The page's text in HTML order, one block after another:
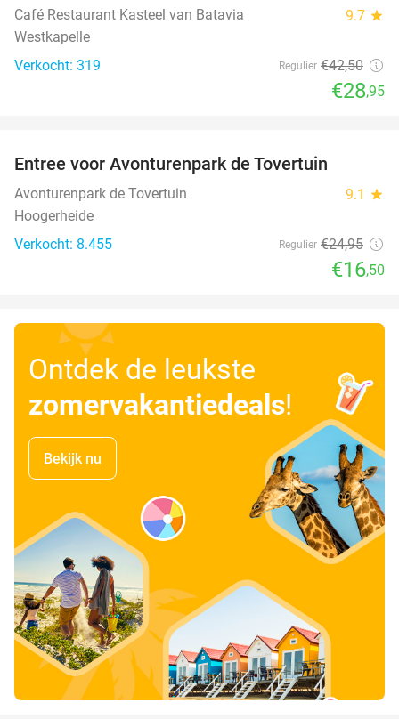
Café Restaurant Kasteel van Batavia 9.7 star
Westkapelle
Verkocht: 319
Regulier €42,50
€28,95
Entree voor Avonturenpark de Tovertuin
Avonturenpark de Tovertuin 9.1 star
Hoogerheide
Verkocht: 8.455
Regulier €24,95
€16,50
Ontdek de leukste
zomervakantiedeals!
Bekijk nu